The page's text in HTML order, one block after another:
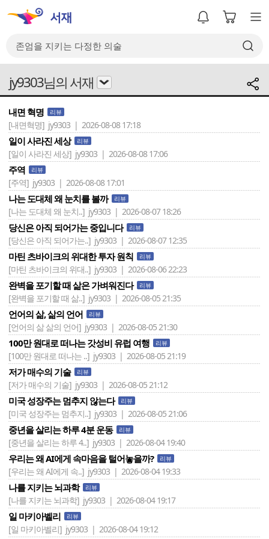
jy9303님의 서재
내면 혁명 리뷰
[내면혁명] jy9303 | 2026-08-08 17:18
일이 사라진 세상 리뷰
[일이 사라진 세상] jy9303 | 2026-08-08 17:06
주역 리뷰
[주역] jy9303 | 2026-08-08 17:01
나는 도대체 왜 눈치를 볼까 리뷰
[나는 도대체 왜 눈치..] jy9303 | 2026-08-07 18:26
당신은 아직 되어가는 중입니다 리뷰
[당신은 아직 되어가는..] jy9303 | 2026-08-07 12:35
마틴 츠바이크의 위대한 투자 원칙 리뷰
[마틴 츠바이크의 위대..] jy9303 | 2026-08-06 22:23
완벽을 포기할 때 삶은 가벼워진다 리뷰
[완벽을 포기할 때 삶..] jy9303 | 2026-08-05 21:35
언어의 삶, 삶의 언어 리뷰
[언어의 삶 삶의 언어] jy9303 | 2026-08-05 21:30
100만 원대로 떠나는 갓성비 유럽 여행 리뷰
[100만 원대로 떠나는 ..] jy9303 | 2026-08-05 21:19
저가 매수의 기술 리뷰
[저가 매수의 기술] jy9303 | 2026-08-05 21:12
미국 성장주는 멈추지 않는다 리뷰
[미국 성장주는 멈추지..] jy9303 | 2026-08-05 21:06
중년을 살리는 하루 4분 운동 리뷰
[중년을 살리는 하루 4..] jy9303 | 2026-08-04 19:40
우리는 왜 AI에게 속마음을 털어놓을까? 리뷰
[우리는 왜 AI에게 속..] jy9303 | 2026-08-04 19:33
나를 지키는 뇌과학 리뷰
[나를 지키는 뇌과학] jy9303 | 2026-08-04 19:17
일 마키아벨리 리뷰
[일 마키아벨리] jy9303 | 2026-08-04 19:12